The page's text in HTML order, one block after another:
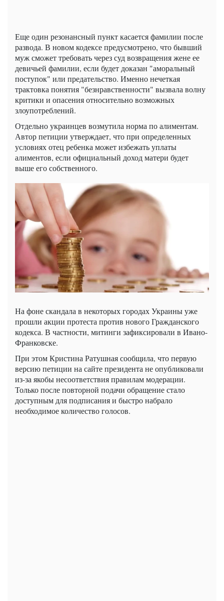
Еще один резонансный пункт касается фамилии после
развода. В новом кодексе предусмотрено, что бывший
муж сможет требовать через суд возвращения жене ее
девичьей фамилии, если будет доказан "аморальный
поступок" или предательство. Именно нечеткая
трактовка понятия "безнравственности" вызвала волну
критики и опасения относительно возможных
злоупотреблений.
Отдельно украинцев возмутила норма по алиментам.
Автор петиции утверждает, что при определенных
условиях отец ребенка может избежать уплаты
алиментов, если официальный доход матери будет
выше его собственного.
На фоне скандала в некоторых городах Украины уже
прошли акции протеста против нового Гражданского
кодекса. В частности, митинги зафиксировали в Ивано-
Франковске.
При этом Кристина Ратушная сообщила, что первую
версию петиции на сайте президента не опубликовали
из-за якобы несоответствия правилам модерации.
Только после повторной подачи обращение стало
доступным для подписания и быстро набрало
необходимое количество голосов.